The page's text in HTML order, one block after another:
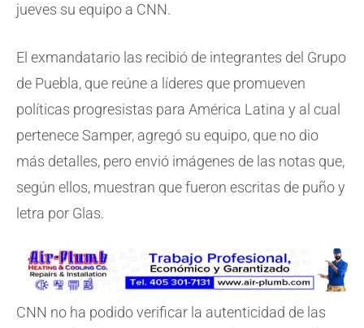
jueves su equipo a CNN.
El exmandatario las recibió de integrantes del Grupo
de Puebla, que reúne a líderes que promueven
políticas progresistas para América Latina y al cual
pertenece Samper, agregó su equipo, que no dio
más detalles, pero envió imágenes de las notas que,
según ellos, muestran que fueron escritas de puño y
letra por Glas.
CNN no ha podido verificar la autenticidad de las